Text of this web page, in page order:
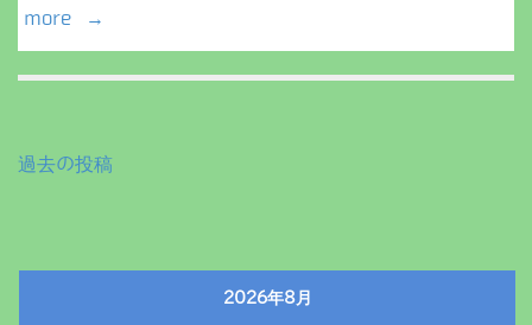
more →
投
ビ
過去の投稿
2026年8月